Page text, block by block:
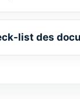
list des